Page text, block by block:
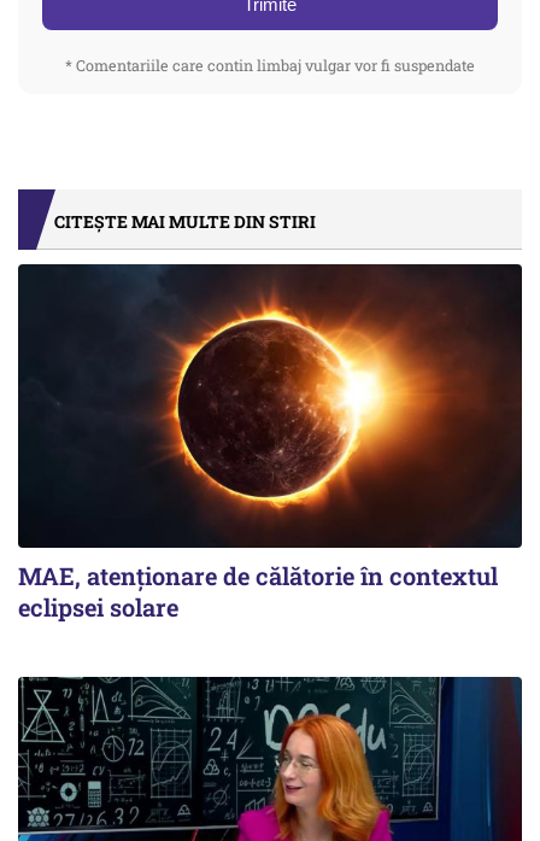
Trimite
* Comentariile care contin limbaj vulgar vor fi suspendate
CITEȘTE MAI MULTE DIN STIRI
MAE, atenționare de călătorie în contextul
eclipsei solare